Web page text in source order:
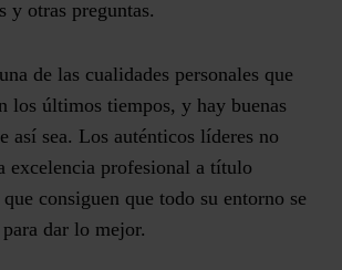
y otras preguntas.
de las cualidades personales que
los últimos tiempos, y hay buenas
así sea. Los auténticos líderes no
excelencia profesional a título
consiguen que todo su entorno se
dar lo mejor.